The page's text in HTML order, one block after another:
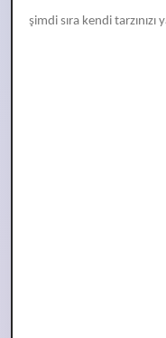
şimdi sıra kendi